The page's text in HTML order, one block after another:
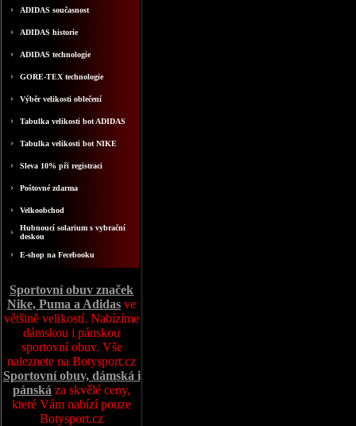
ADIDAS současnost
ADIDAS historie
ADIDAS technologie
GORE-TEX technologie
Výběr velikosti oblečení
Tabulka velikosti bot ADIDAS
Tabulka velikosti bot NIKE
Sleva 10% při registraci
Poštovné zdarma
Velkoobchod
Hubnoucí solarium s vybrační
deskou
E-shop na Fecebooku
Sportovní obuv značek
Nike, Puma a Adidas ve
většině velikostí. Nabízíme
dámskou i pánskou
sportovní obuv. Vše
naleznete na Botysport.cz
Sportovní obuv, dámská i
pánská za skvělé ceny,
které Vám nabízí pouze
Botysport.cz